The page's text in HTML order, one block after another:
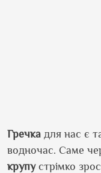
Гречка для нас є
водночас. Саме
крупустрімко